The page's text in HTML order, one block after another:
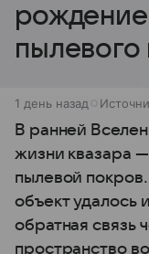
рождение
пылевого
1 день назад
В ранней
жизни квазара
пылевой
объект удалось
обратная связь
пространство